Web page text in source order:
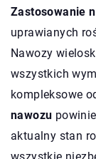
Zastosowanie
uprawianych
Nawozy
wszystkich
kompleksowe
nawozu
aktualny stan